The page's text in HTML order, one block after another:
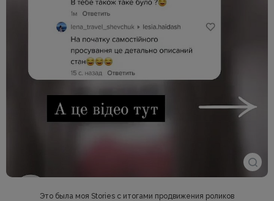
Это была моя Stories с итогами продвижения роликов